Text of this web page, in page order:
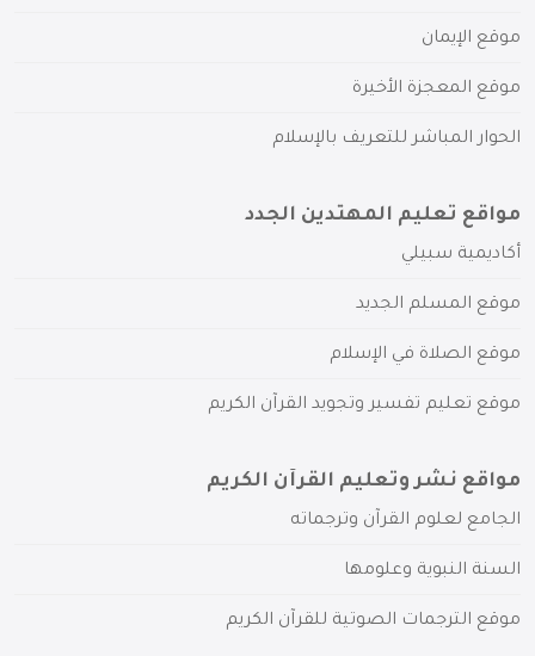
موقع الإيمان
موقع المعجزة الأخيرة
الحوار المباشر للتعريف بالإسلام
مواقع تعليم المهتدين الجدد
أكاديمية سبيلي
موقع المسلم الجديد
موقع الصلاة في الإسلام
موقع تعليم تفسير وتجويد القرآن الكريم
مواقع نشر وتعليم القرآن الكريم
الجامع لعلوم القرآن وترجماته
السنة النبوية وعلومها
موقع الترجمات الصوتية للقرآن الكريم